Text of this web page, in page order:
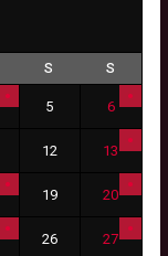
S S
5 6
12 13
19 20
26 27